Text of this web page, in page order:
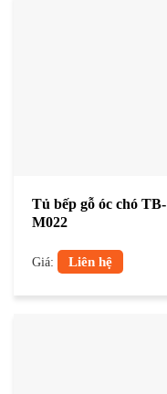
Tủ bếp gỗ óc chó TB-
M022
Giá: Liên hệ